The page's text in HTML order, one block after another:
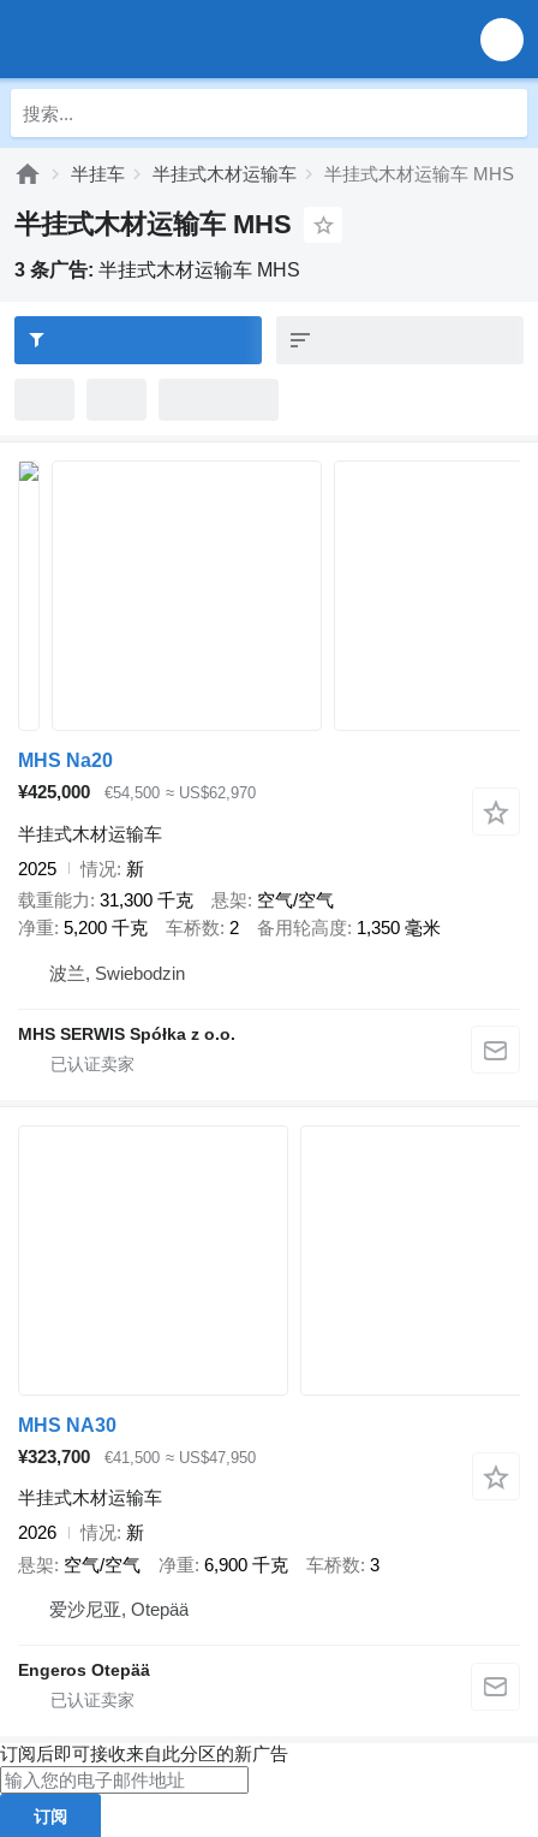
半挂车 半挂式木材运输车 半挂式木材运输车 MHS
半挂式木材运输车 MHS
3 条广告: 半挂式木材运输车 MHS
MHS Na20
¥425,000
€54,500 ≈ US$62,970
半挂式木材运输车
2025
情况 新
载重能力 31,300 千克 悬架 空气/空气
净重 5,200 千克 车桥数 2 备用轮高度 1,350 毫米
波兰, Swiebodzin
MHS SERWIS Spółka z o.o.
MHS NA30
¥323,700
€41,500 ≈ US$47,950
半挂式木材运输车
2026
情况 新
悬架 空气/空气 净重 6,900 千克 车桥数 3
爱沙尼亚, Otepää
Engeros Otepää
订阅后即可接收来自此分区的新广告
订阅